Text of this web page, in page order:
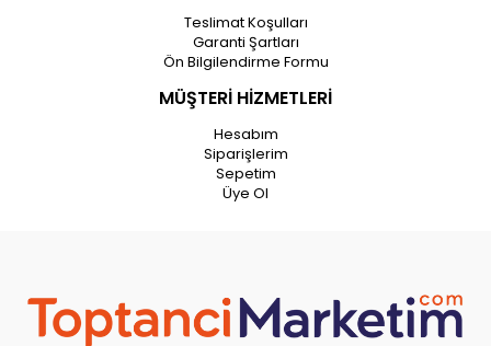
Teslimat Koşulları
Garanti Şartları
Ön Bilgilendirme Formu
MÜŞTERİ HİZMETLERİ
Hesabım
Siparişlerim
Sepetim
Üye Ol